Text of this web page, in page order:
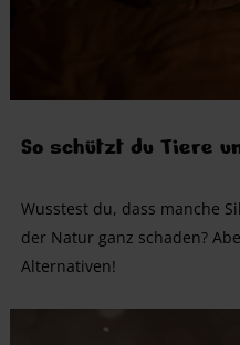
So schützt du Tiere
Wusstest du, dass manche
der Natur ganz schaden?
Alternativen!